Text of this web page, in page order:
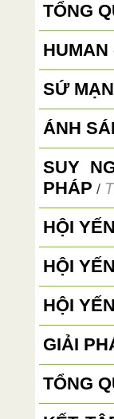
TỔNG
HUMAN
SỨ
ÁNH
SUY
PHÁP /
HỘI
HỘI
HỘI
GIẢI
TỔNG